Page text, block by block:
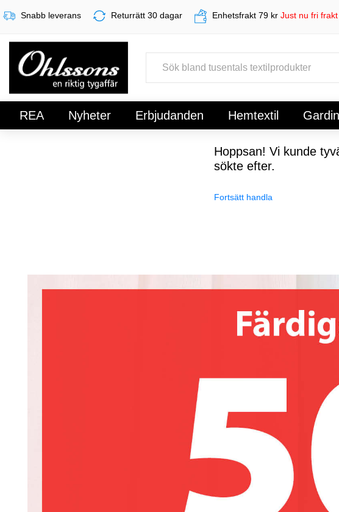
Snabb leverans Returrätt 30 dagar Enhetsfrakt 79 kr Just nu fri
REA Nyheter Erbjudanden Hemtextil
Hoppsan! Vi kunde
sökte efter.
Fortsätt handla